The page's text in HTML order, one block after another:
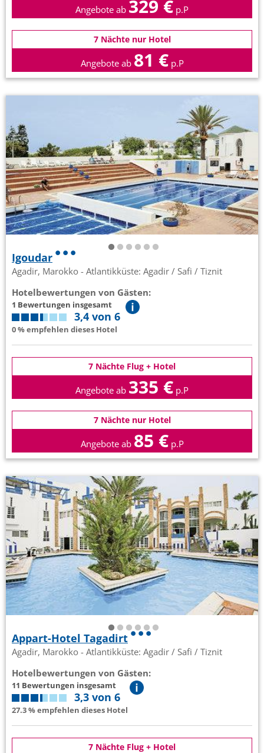
Angebote ab 329 € p.P
7 Nächte nur Hotel
Angebote ab 81 € p.P
Igoudar
Agadir, Marokko - Atlantikküste: Agadir / Safi / Tiznit
Hotelbewertungen von Gästen:
1 Bewertungen insgesamt
3,4 von 6
0 % empfehlen dieses Hotel
7 Nächte Flug + Hotel
Angebote ab 335 € p.P
7 Nächte nur Hotel
Angebote ab 85 € p.P
Appart-Hotel Tagadirt
Agadir, Marokko - Atlantikküste: Agadir / Safi / Tiznit
Hotelbewertungen von Gästen:
11 Bewertungen insgesamt
3,3 von 6
27.3 % empfehlen dieses Hotel
7 Nächte Flug + Hotel